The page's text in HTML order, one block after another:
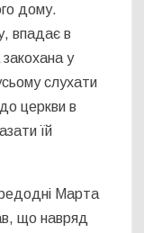
дому.
впадає в
у
слухати
церкви в
їй
Марта
що навряд